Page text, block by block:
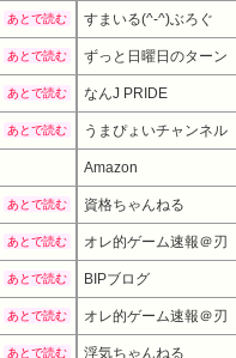
あとで読む すまいる(^-^)ぶろぐ
あとで読む ずっと日曜日のターン
あとで読む なんJ PRIDE
あとで読む うまぴょいチャンネル
Amazon
あとで読む 資格ちゃんねる
あとで読む オレ的ゲーム速報＠刃
あとで読む BIPブログ
あとで読む オレ的ゲーム速報＠刃
あとで読む 浮気ちゃんねる